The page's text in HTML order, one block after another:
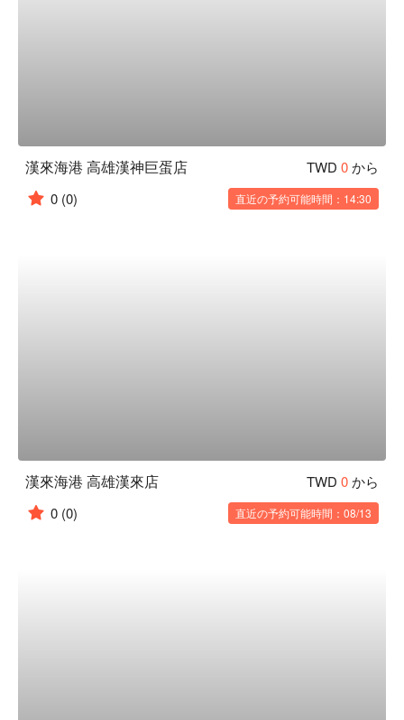
漢來海港 高雄漢神巨蛋店 TWD 0から
0 (0) 直近の予約可能時間：14:30
漢來海港 高雄漢來店 TWD 0から
0 (0) 直近の予約可能時間：08/13